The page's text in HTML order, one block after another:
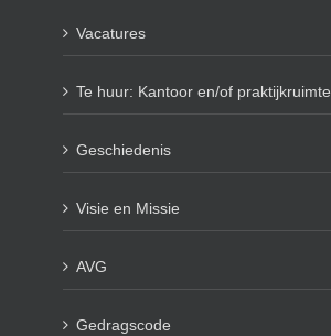
Vacatures
Te huur: Kantoor en/of praktijkruimte
Geschiedenis
Visie en Missie
AVG
Gedragscode